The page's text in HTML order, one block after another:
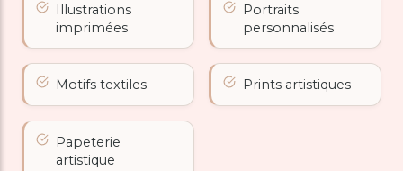
Illustrations
imprimées
Portraits
personnalisés
Motifs textiles Prints artistiques
Papeterie
artistique